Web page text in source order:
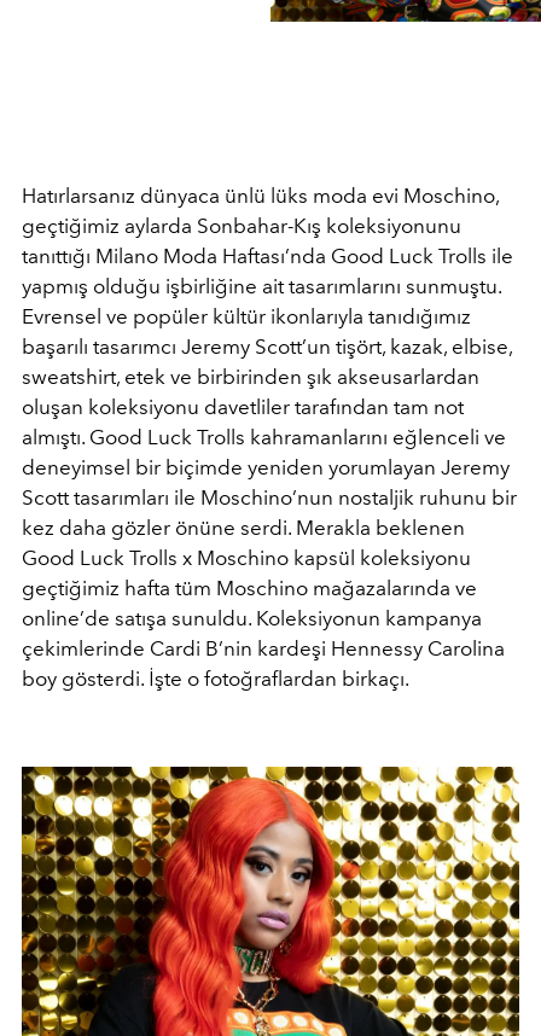
Hatırlarsanız dünyaca ünlü lüks moda evi Moschino,
geçtiğimiz aylarda Sonbahar-Kış koleksiyonunu
tanıttığı Milano Moda Haftası’nda Good Luck Trolls ile
yapmış olduğu işbirliğine ait tasarımlarını sunmuştu.
Evrensel ve popüler kültür ikonlarıyla tanıdığımız
başarılı tasarımcı Jeremy Scott’un tişört, kazak, elbise,
sweatshirt, etek ve birbirinden şık akseusarlardan
oluşan koleksiyonu davetliler tarafından tam not
almıştı. Good Luck Trolls kahramanlarını eğlenceli ve
deneyimsel bir biçimde yeniden yorumlayan Jeremy
Scott tasarımları ile Moschino’nun nostaljik ruhunu bir
kez daha gözler önüne serdi. Merakla beklenen
Good Luck Trolls x Moschino kapsül koleksiyonu
geçtiğimiz hafta tüm Moschino mağazalarında ve
online’de satışa sunuldu. Koleksiyonun kampanya
çekimlerinde Cardi B’nin kardeşi Hennessy Carolina
boy gösterdi. İşte o fotoğraflardan birkaçı.